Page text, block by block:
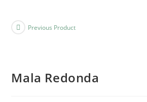
Previous Product
Mala Redonda